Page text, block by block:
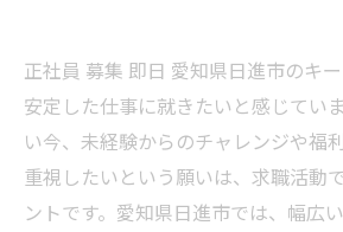
正社員 募集 即日 愛知県日進市のキ
安定した仕事に就きたいと感じてい
い今、未経験からのチャレンジや福
重視したいという願いは、求職活動
ントです。愛知県日進市では、幅広